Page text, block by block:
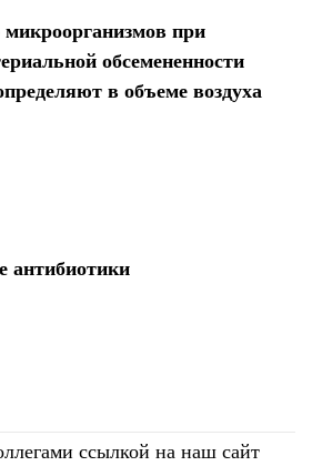
при
обсемененности
в объеме воздуха
антибиотики
ссылкой на наш сайт